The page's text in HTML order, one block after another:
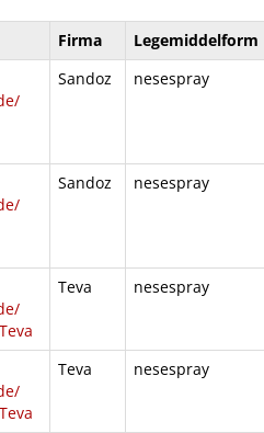
Firma Legemiddelform
Sandoz nesespray
Sandoz nesespray
Teva nesespray
Teva nesespray